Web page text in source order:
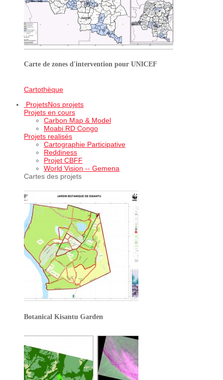
Carte de zones d'intervention pour UNICEF
Cartothèque
ProjetsNos projets
Projets en cours
Carbon Map & Model
Moabi RD Congo
Projets realisés
Cartographie Participative
Reddiness
Projet CBFF
World Vision -- Gemena
Cartes des projets
Botanical Kisantu Garden